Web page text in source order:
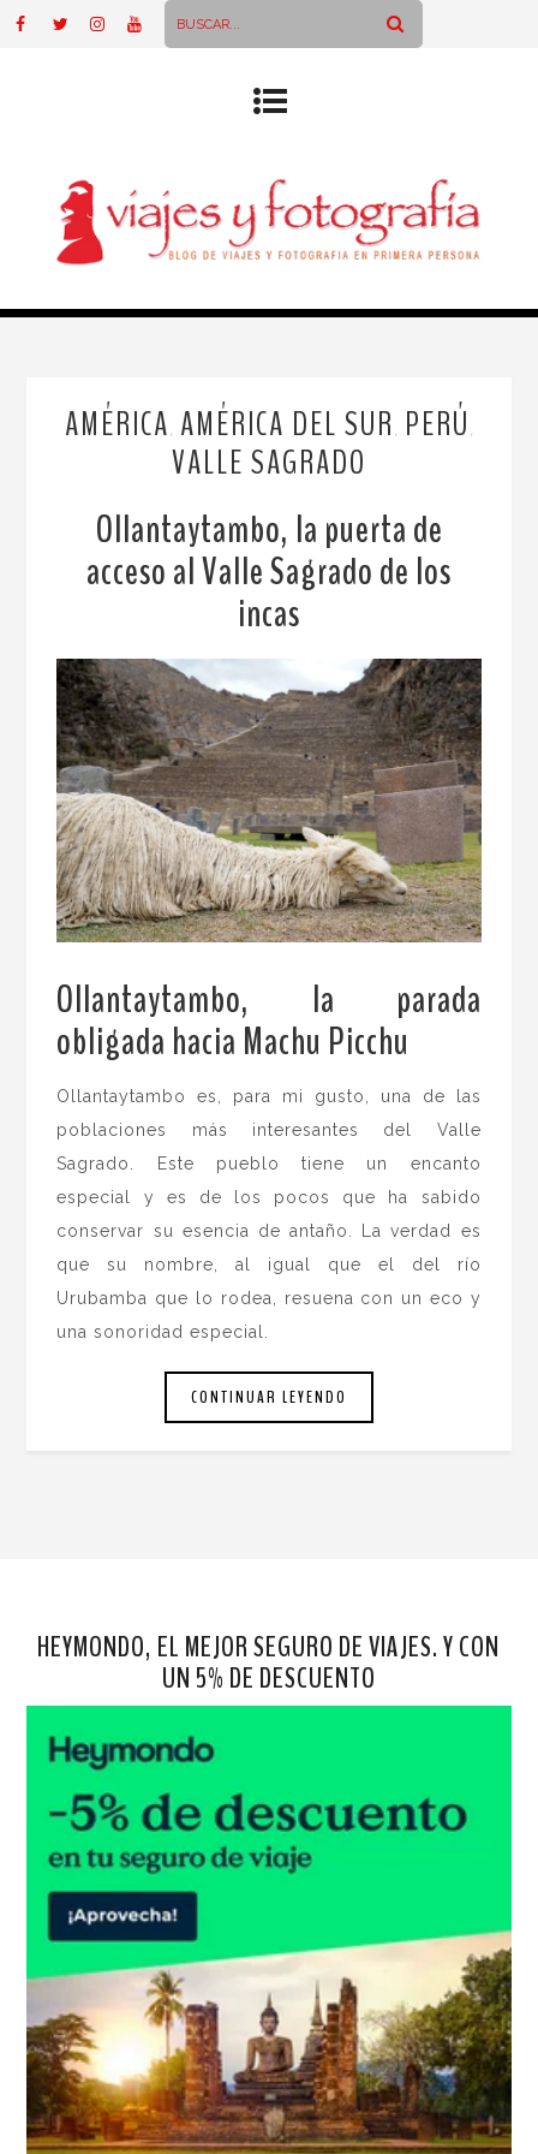
AMÉRICA AMÉRICA DEL SUR PERÚ
VALLE SAGRADO
Ollantaytambo, la puerta de
acceso al Valle Sagrado de los
incas
Ollantaytambo, la parada
obligada hacia Machu Picchu
Ollantaytambo es, para mi gusto, una de las
poblaciones más interesantes del Valle
Sagrado. Este pueblo tiene un encanto
especial y es de los pocos que ha sabido
conservar su esencia de antaño. La verdad es
que su nombre, al igual que el del río
Urubamba que lo rodea, resuena con un eco y
una sonoridad especial.
CONTINUAR LEYENDO
HEYMONDO, EL MEJOR SEGURO DE VIAJES. Y CON
UN 5% DE DESCUENTO